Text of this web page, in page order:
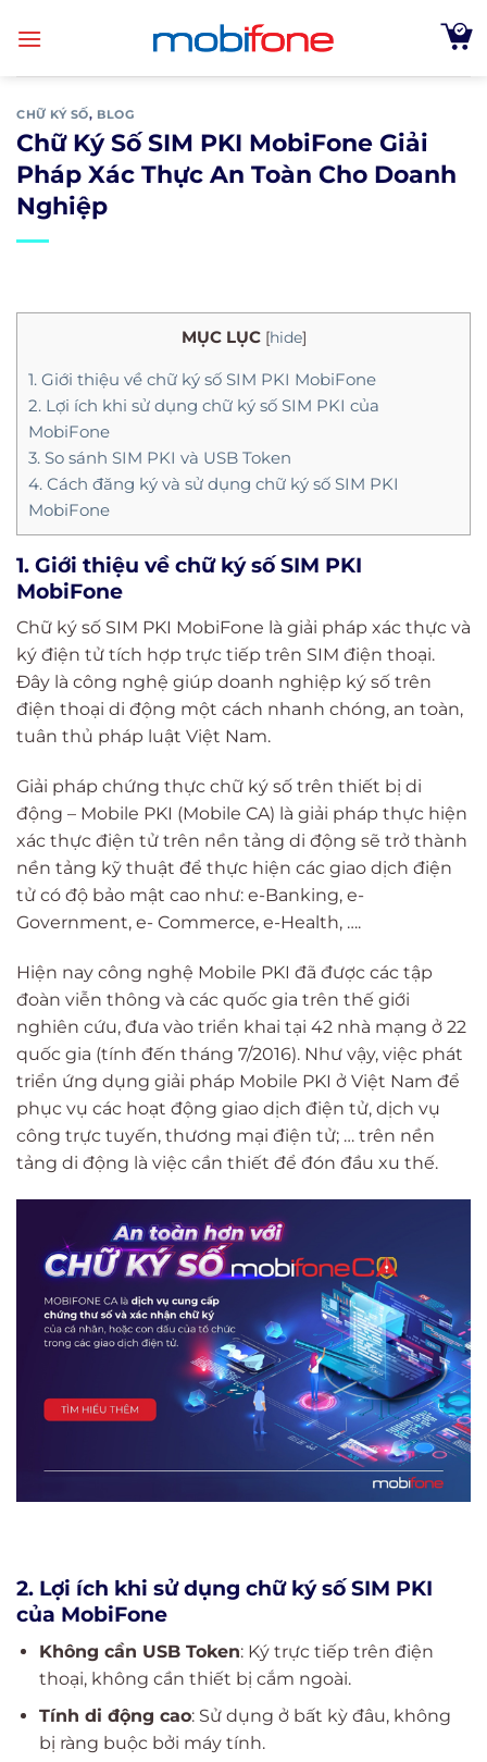
CHỮ KÝ SỐ, BLOG
Chữ Ký Số SIM PKI MobiFone Giải
Pháp Xác Thực An Toàn Cho Doanh
Nghiệp
MỤC LỤC [hide]
1. Giới thiệu về chữ ký số SIM PKI MobiFone
2. Lợi ích khi sử dụng chữ ký số SIM PKI của
MobiFone
3. So sánh SIM PKI và USB Token
4. Cách đăng ký và sử dụng chữ ký số SIM PKI
MobiFone
1. Giới thiệu về chữ ký số SIM PKI
MobiFone
Chữ ký số SIM PKI MobiFone là giải pháp xác thực và
ký điện tử tích hợp trực tiếp trên SIM điện thoại.
Đây là công nghệ giúp doanh nghiệp ký số trên
điện thoại di động một cách nhanh chóng, an toàn,
tuân thủ pháp luật Việt Nam.
Giải pháp chứng thực chữ ký số trên thiết bị di
động – Mobile PKI (Mobile CA) là giải pháp thực hiện
xác thực điện tử trên nền tảng di động sẽ trở thành
nền tảng kỹ thuật để thực hiện các giao dịch điện
tử có độ bảo mật cao như: e-Banking, e-
Government, e- Commerce, e-Health, ….
Hiện nay công nghệ Mobile PKI đã được các tập
đoàn viễn thông và các quốc gia trên thế giới
nghiên cứu, đưa vào triển khai tại 42 nhà mạng ở 22
quốc gia (tính đến tháng 7/2016). Như vậy, việc phát
triển ứng dụng giải pháp Mobile PKI ở Việt Nam để
phục vụ các hoạt động giao dịch điện tử, dịch vụ
công trực tuyến, thương mại điện tử; … trên nền
tảng di động là việc cần thiết để đón đầu xu thế.
2. Lợi ích khi sử dụng chữ ký số SIM PKI
của MobiFone
Không cần USB Token: Ký trực tiếp trên điện
thoại, không cần thiết bị cắm ngoài.
Tính di động cao: Sử dụng ở bất kỳ đâu, không
bị ràng buộc bởi máy tính.